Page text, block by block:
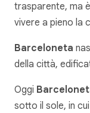
trasparente, ma
vivere a pieno la
Barceloneta
della città,
Oggi
sotto il sole, in